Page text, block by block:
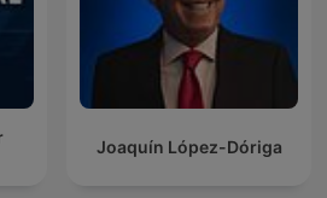
Joaquín López-Dóriga